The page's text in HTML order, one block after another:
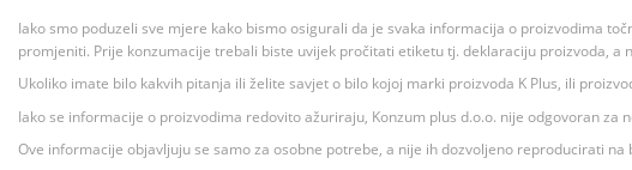
Iako smo poduzeli sve mjere kako bismo osigurali da je svaka informacija o proizvodima
promjeniti. Prije konzumacije trebali biste uvijek pročitati etiketu tj. deklaraciju proizvoda,
Ukoliko imate bilo kakvih pitanja ili želite savjet o bilo kojoj marki proizvoda K Plus, ili
Iako se informacije o proizvodima redovito ažuriraju, Konzum plus d.o.o. nije odgovoran za
Ove informacije objavljuju se samo za osobne potrebe, a nije ih dozvoljeno reproducirati